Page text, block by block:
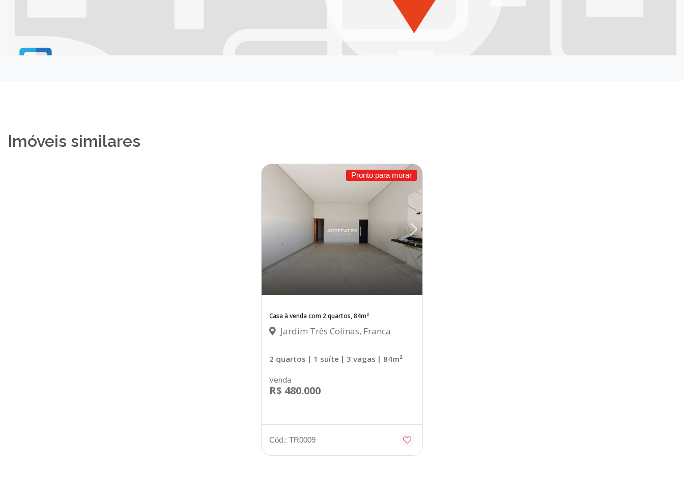
Imóveis similares
Pronto para morar
Casa à venda com 2 quartos, 84m²
Jardim Três Colinas, Franca
2 quartos | 1 suíte | 3 vagas | 84m²
Venda
R$ 480.000
Cód.: TR0009